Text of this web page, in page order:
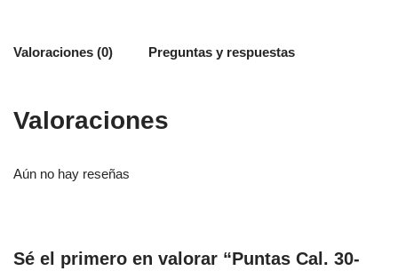
Valoraciones (0) Preguntas y respuestas
Valoraciones
Aún no hay reseñas
Sé el primero en valorar “Puntas Cal. 30-